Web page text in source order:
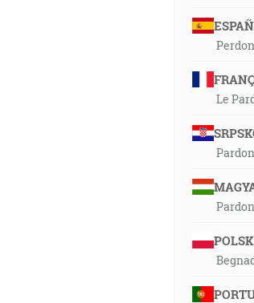
Le
Pardon
Pardon